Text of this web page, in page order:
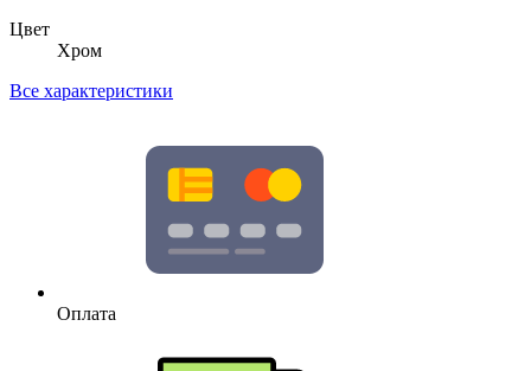
Цвет
Хром
Все характеристики
Оплата